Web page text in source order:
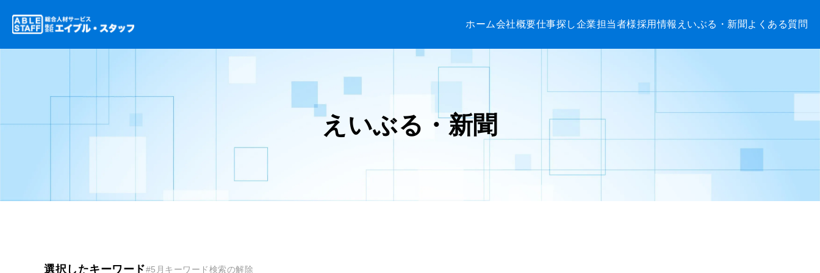
ホーム会社概要仕事探し企業担当者様採用情報 えいぶる・新聞 よくある質問
えいぶる・新聞
選択したキーワード#5月 キーワード検索の解除